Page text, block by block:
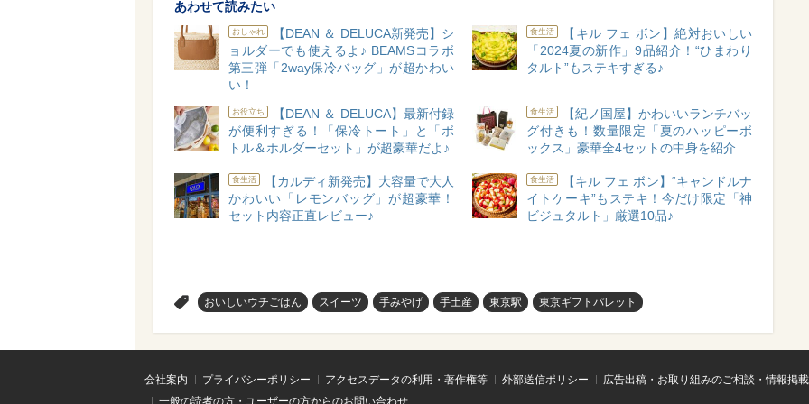
あわせて読みたい
おしゃれ
【DEAN ＆ DELUCA新発売】シ
ョルダーでも使えるよ♪ BEAMSコラボ
第三弾「2way保冷バッグ」が超かわい
い！
食生活
【キル フェ ボン】絶対おいしい
「2024夏の新作」9品紹介！“ひまわり
タルト”もステキすぎる♪
お役立ち
【DEAN ＆ DELUCA】最新付録
が便利すぎる！「保冷トート」と「ボ
トル＆ホルダーセット」が超豪華だよ♪
食生活
【紀ノ国屋】かわいいランチバッ
グ付きも！数量限定「夏のハッピーボ
ックス」豪華全4セットの中身を紹介
食生活
【カルディ新発売】大容量で大人
かわいい「レモンバッグ」が超豪華！
セット内容正直レビュー♪
食生活
【キル フェ ボン】“キャンドルナ
イトケーキ”もステキ！今だけ限定「神
ビジュタルト」厳選10品♪
おいしいウチごはん スイーツ 手みやげ 手土産 東京駅 東京ギフトパレット
会社案内 プライバシーポリシー アクセスデータの利用・著作権等 外部送信ポリシー
広告出稿・お取り組みのご相談・情報掲
一般の読者の方・ユーザーの方からのお問い合わせ